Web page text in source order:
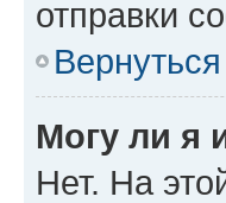
отправки
Могу ли я
Нет. На